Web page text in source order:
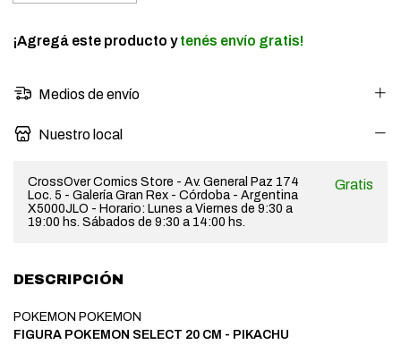
¡Agregá este producto ytenés envío gratis!
Medios de envío
Nuestro local
CrossOver Comics Store - Av. General Paz 174
Loc. 5 - Galería Gran Rex - Córdoba - Argentina
X5000JLO - Horario: Lunes a Viernes de 9:30 a
19:00 hs. Sábados de 9:30 a 14:00 hs.
Gratis
DESCRIPCIÓN
POKEMON POKEMON
FIGURA POKEMON SELECT 20 CM - PIKACHU